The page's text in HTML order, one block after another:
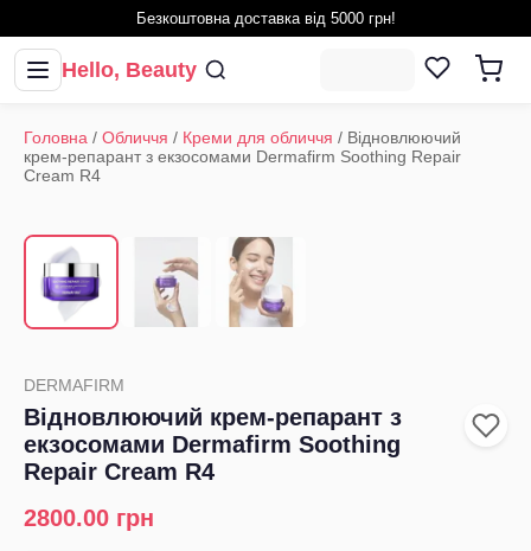
Безкоштовна доставка від 5000 грн!
Hello, Beauty
Головна / Обличчя / Креми для обличчя / Відновлюючий
крем-репарант з екзосомами Dermafirm Soothing Repair
Cream R4
DERMAFIRM
Відновлюючий крем-репарант з
екзосомами Dermafirm Soothing
Repair Cream R4
2800.00 грн